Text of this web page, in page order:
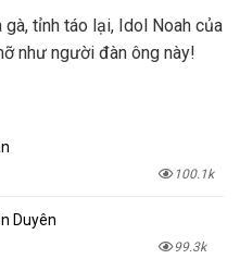
tỉnh táo lại, Idol Noah của
như người đàn ông này!
100.1k
Duyên
99.3k